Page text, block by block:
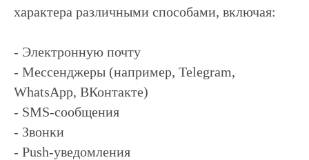
характера различными способами, включая:
- Электронную почту
- Мессенджеры (например, Telegram,
WhatsApp, ВКонтакте)
- SMS-сообщения
- Звонки
- Push-уведомления